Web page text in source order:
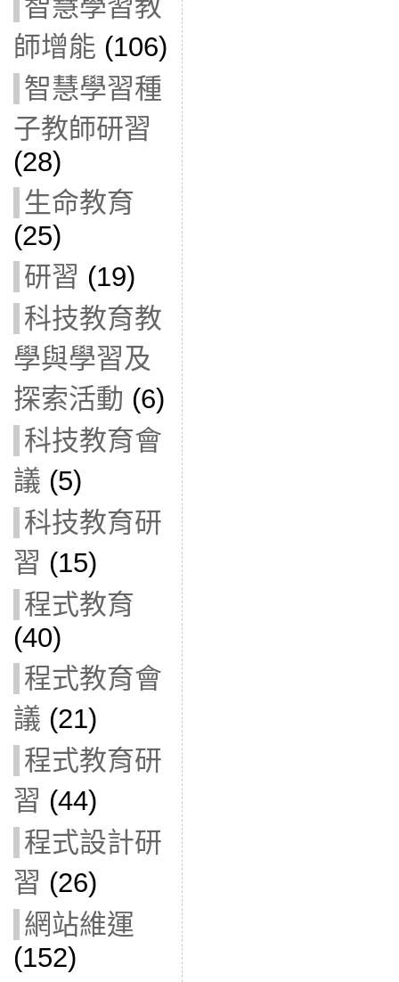
智慧學習教
師增能 (106)
智慧學習種
子教師研習
(28)
生命教育
(25)
研習 (19)
科技教育教
學與學習及
探索活動 (6)
科技教育會
議 (5)
科技教育研
習 (15)
程式教育
(40)
程式教育會
議 (21)
程式教育研
習 (44)
程式設計研
習 (26)
網站維運
(152)